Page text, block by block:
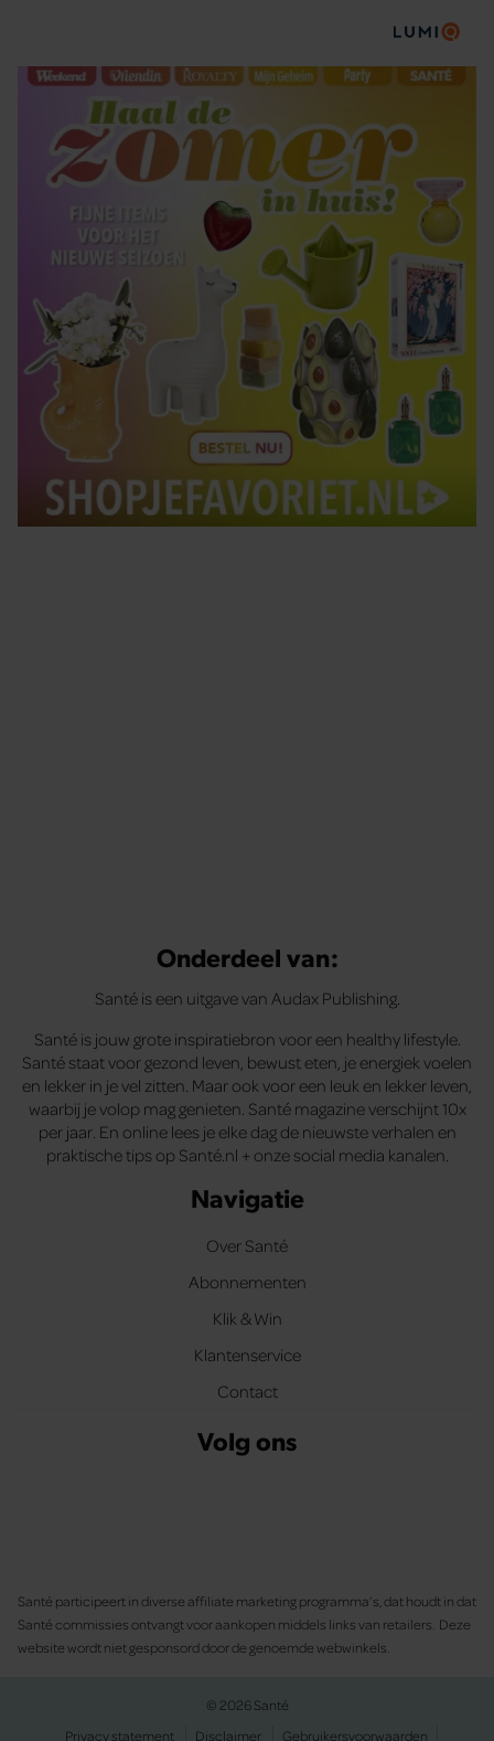
Onderdeel van:
Santé is een uitgave van Audax Publishing.
Santé is jouw grote inspiratiebron voor een healthy lifestyle.
Santé staat voor gezond leven, bewust eten, je energiek voelen
en lekker in je vel zitten. Maar ook voor een leuk en lekker leven,
waarbij je volop mag genieten. Santé magazine verschijnt 10x
per jaar. En online lees je elke dag de nieuwste verhalen en
praktische tips op Santé.nl + onze social media kanalen.
Navigatie
Over Santé
Abonnementen
Klik & Win
Klantenservice
Contact
Volg ons
Santé participeert in diverse affiliate marketing programma’s, dat houdt in dat
Santé commissies ontvangt voor aankopen middels links van retailers. Deze
website wordt niet gesponsord door de genoemde webwinkels.
© 2026 Santé
Privacy statement
Disclaimer Gebruikersvoorwaarden